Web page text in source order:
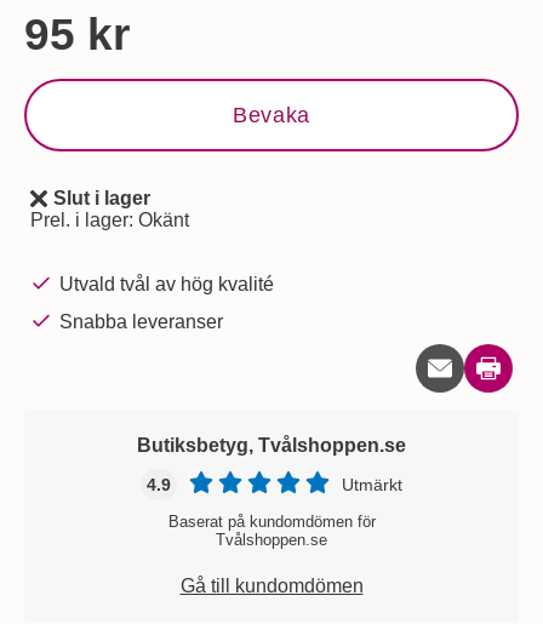
Handla denna produkt Klockargårdens Tranbär & Kanel -
pris
95 kr
Bevaka
Tillgänglighet:
Slut i lager
Prel. i lager: Okänt
Utvald tvål av hög kvalité
Snabba leveranser
Skriv
Butiksbetyg, Tvålshoppen.se
4.9 Utmärkt
Baserat på kundomdömen för
Tvålshoppen.se
Gå till kundomdömen